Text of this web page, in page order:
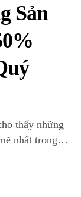
Sản
thấy những
nhất trong
so với […]